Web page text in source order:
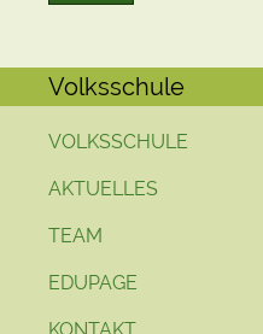
Volksschule
VOLKSSCHULE
AKTUELLES
TEAM
EDUPAGE